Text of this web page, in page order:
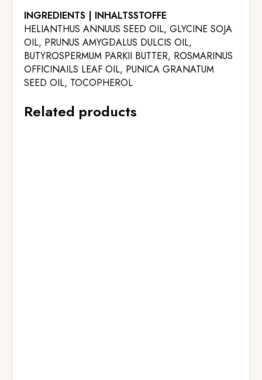
INGREDIENTS | INHALTSSTOFFE
HELIANTHUS ANNUUS SEED OIL, GLYCINE SOJA
OIL, PRUNUS AMYGDALUS DULCIS OIL,
BUTYROSPERMUM PARKII BUTTER, ROSMARINUS
OFFICINAILS LEAF OIL, PUNICA GRANATUM
SEED OIL, TOCOPHEROL
Related products